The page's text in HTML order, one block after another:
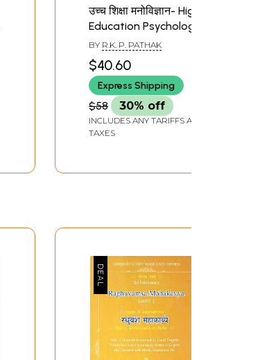
उच्च शिक्षा मनोविज्ञान- Higher
Education Psychology-
An Introduction
BY R.K. P. PATHAK
$40.60
Express Shipping
$58 30% off
INCLUDES ANY TARIFFS AND
TAXES